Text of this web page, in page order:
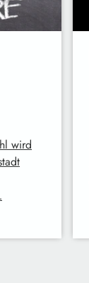
wird